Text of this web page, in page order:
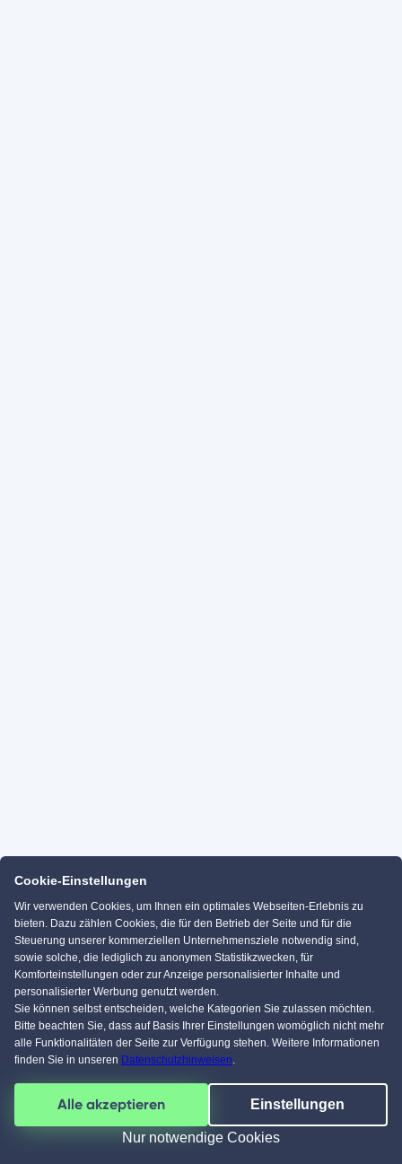
Cookie-Einstellungen
Wir verwenden Cookies, um Ihnen ein optimales Webseiten-Erlebnis zu
bieten. Dazu zählen Cookies, die für den Betrieb der Seite und für die
Steuerung unserer kommerziellen Unternehmensziele notwendig sind,
sowie solche, die lediglich zu anonymen Statistikzwecken, für
Komforteinstellungen oder zur Anzeige personalisierter Inhalte und
personalisierter Werbung genutzt werden.
Sie können selbst entscheiden, welche Kategorien Sie zulassen möchten.
Bitte beachten Sie, dass auf Basis Ihrer Einstellungen womöglich nicht mehr
alle Funktionalitäten der Seite zur Verfügung stehen. Weitere Informationen
finden Sie in unseren Datenschutzhinweisen.
Alle akzeptieren Einstellungen
Nur notwendige Cookies